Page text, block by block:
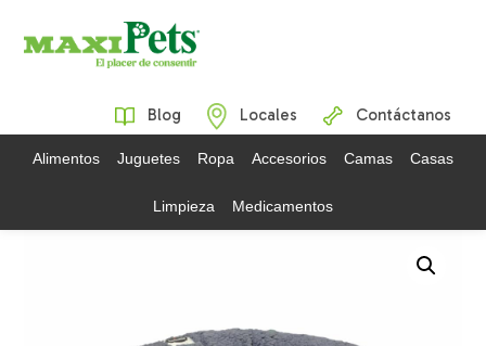
Blog Locales Contáctanos
Alimentos Juguetes Ropa Accesorios Camas Casas
Limpieza Medicamentos